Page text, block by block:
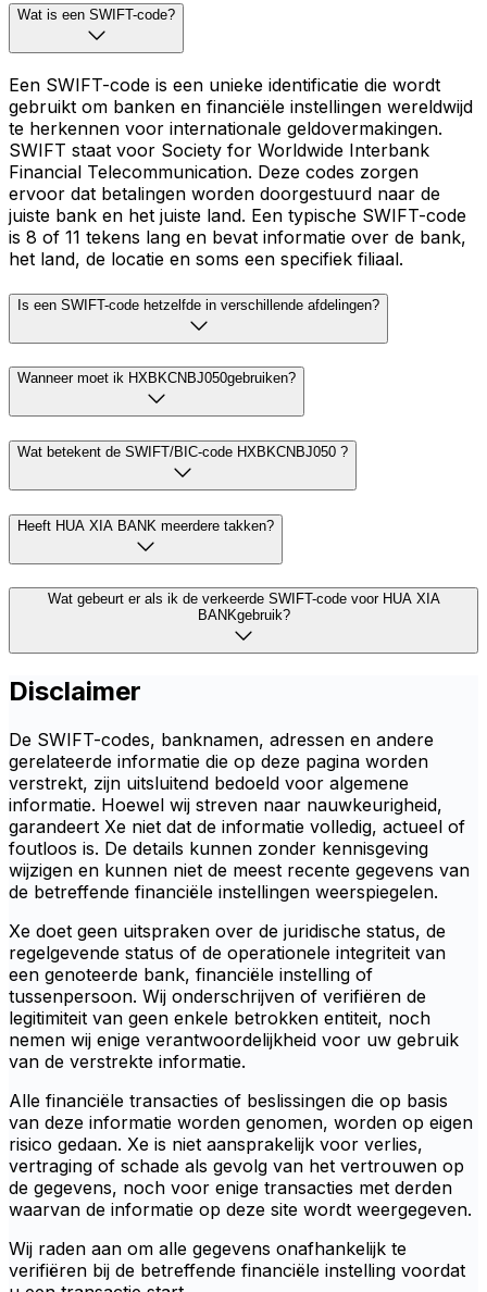
Wat is een SWIFT-code?
Een SWIFT-code is een unieke identificatie die wordt
gebruikt om banken en financiële instellingen wereldwijd
te herkennen voor internationale geldovermakingen.
SWIFT staat voor Society for Worldwide Interbank
Financial Telecommunication. Deze codes zorgen
ervoor dat betalingen worden doorgestuurd naar de
juiste bank en het juiste land. Een typische SWIFT-code
is 8 of 11 tekens lang en bevat informatie over de bank,
het land, de locatie en soms een specifiek filiaal.
Is een SWIFT-code hetzelfde in verschillende afdelingen?
Wanneer moet ik HXBKCNBJ050gebruiken?
Wat betekent de SWIFT/BIC-code HXBKCNBJ050 ?
Heeft HUA XIA BANK meerdere takken?
Wat gebeurt er als ik de verkeerde SWIFT-code voor HUA XIA
BANKgebruik?
Disclaimer
De SWIFT-codes, banknamen, adressen en andere
gerelateerde informatie die op deze pagina worden
verstrekt, zijn uitsluitend bedoeld voor algemene
informatie. Hoewel wij streven naar nauwkeurigheid,
garandeert Xe niet dat de informatie volledig, actueel of
foutloos is. De details kunnen zonder kennisgeving
wijzigen en kunnen niet de meest recente gegevens van
de betreffende financiële instellingen weerspiegelen.
Xe doet geen uitspraken over de juridische status, de
regelgevende status of de operationele integriteit van
een genoteerde bank, financiële instelling of
tussenpersoon. Wij onderschrijven of verifiëren de
legitimiteit van geen enkele betrokken entiteit, noch
nemen wij enige verantwoordelijkheid voor uw gebruik
van de verstrekte informatie.
Alle financiële transacties of beslissingen die op basis
van deze informatie worden genomen, worden op eigen
risico gedaan. Xe is niet aansprakelijk voor verlies,
vertraging of schade als gevolg van het vertrouwen op
de gegevens, noch voor enige transacties met derden
waarvan de informatie op deze site wordt weergegeven.
Wij raden aan om alle gegevens onafhankelijk te
verifiëren bij de betreffende financiële instelling voordat